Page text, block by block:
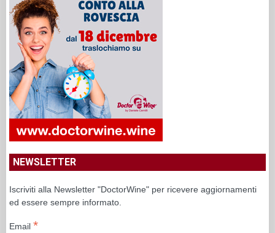
NEWSLETTER
Iscriviti alla Newsletter "DoctorWine" per ricevere aggiornamenti
ed essere sempre informato.
Email *